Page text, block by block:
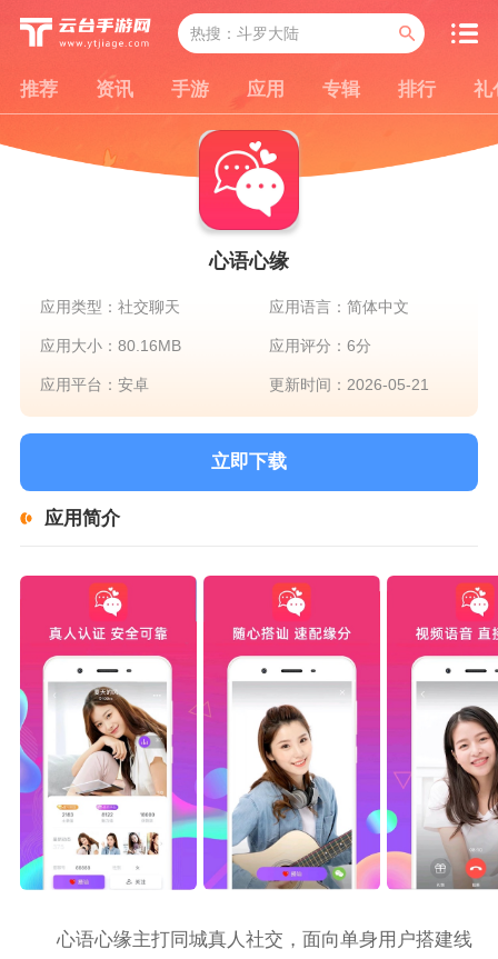
推荐 资讯 手游 应用 专辑 排行 礼
心语心缘
应用类型：社交聊天 应用语言：简体中文
应用大小：80.16MB 应用评分：6分
应用平台：安卓 更新时间：2026-05-21
立即下载
应用简介
心语心缘主打同城真人社交，面向单身用户搭建线